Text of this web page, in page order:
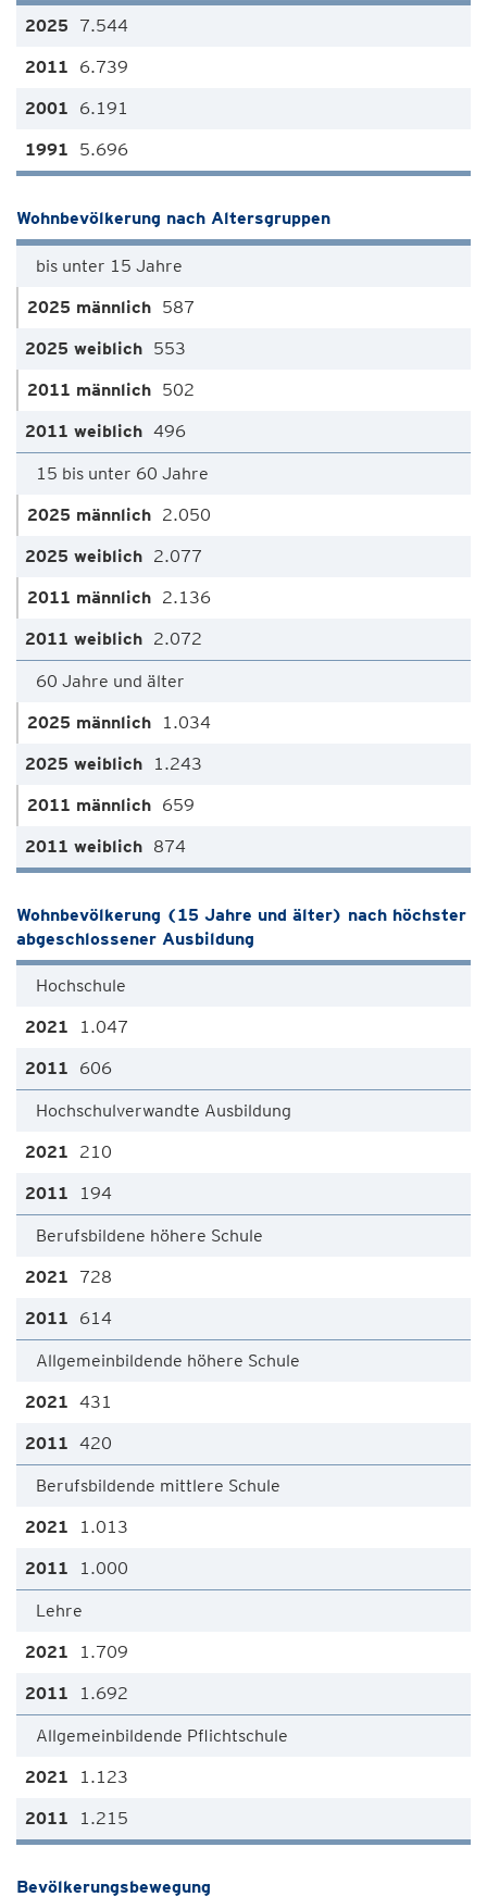
7.544
6.739
6.191
5.696
Wohnbevölkerung nach Altersgruppen
bis unter 15 Jahre
587
553
502
496
15 bis unter 60 Jahre
2.050
2.077
2.136
2.072
60 Jahre und älter
1.034
1.243
659
874
Wohnbevölkerung (15 Jahre und älter) nach höchster
abgeschlossener Ausbildung
Hochschule
1.047
606
Hochschulverwandte Ausbildung
210
194
Berufsbildene höhere Schule
728
614
Allgemeinbildende höhere Schule
431
420
Berufsbildende mittlere Schule
1.013
1.000
Lehre
1.709
1.692
Allgemeinbildende Pflichtschule
1.123
1.215
Bevölkerungsbewegung